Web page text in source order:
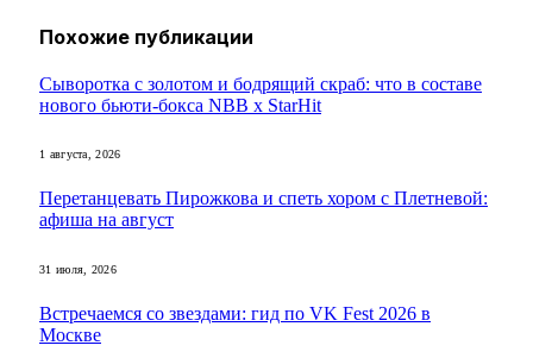
Похожие публикации
Сыворотка с золотом и бодрящий скраб: что в составе
нового бьюти-бокса NBB x StarHit
1 августа, 2026
Перетанцевать Пирожкова и спеть хором с Плетневой:
афиша на август
31 июля, 2026
Встречаемся со звездами: гид по VK Fest 2026 в
Москве